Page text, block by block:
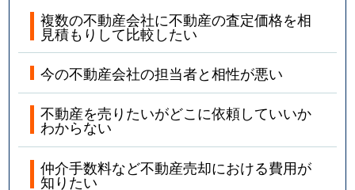
複数の不動産会社に不動産の査定価格を相
見積もりして比較したい
今の不動産会社の担当者と相性が悪い
不動産を売りたいがどこに依頼していいか
わからない
仲介手数料など不動産売却における費用が
知りたい